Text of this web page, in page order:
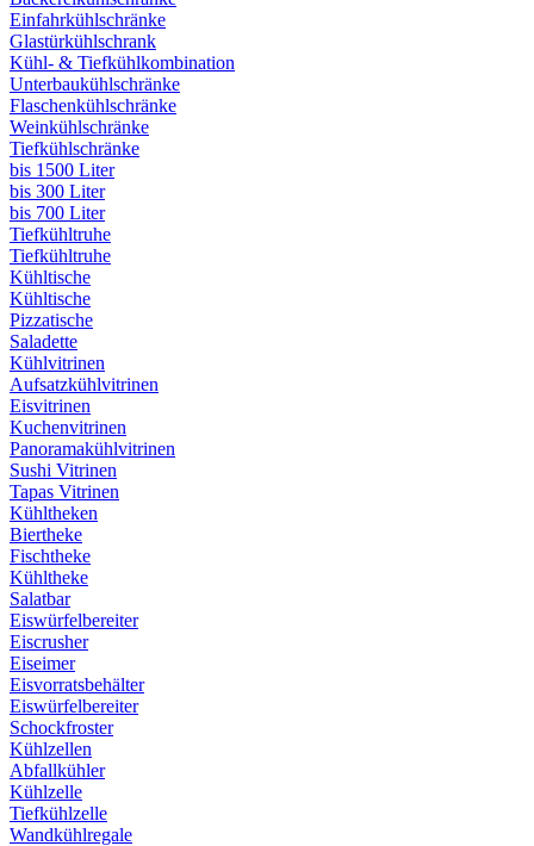
Einfahrkühlschränke
Glastürkühlschrank
Kühl- & Tiefkühlkombination
Unterbaukühlschränke
Flaschenkühlschränke
Weinkühlschränke
Tiefkühlschränke
bis 1500 Liter
bis 300 Liter
bis 700 Liter
Tiefkühltruhe
Tiefkühltruhe
Kühltische
Kühltische
Pizzatische
Saladette
Kühlvitrinen
Aufsatzkühlvitrinen
Eisvitrinen
Kuchenvitrinen
Panoramakühlvitrinen
Sushi Vitrinen
Tapas Vitrinen
Kühltheken
Biertheke
Fischtheke
Kühltheke
Salatbar
Eiswürfelbereiter
Eiscrusher
Eiseimer
Eisvorratsbehälter
Eiswürfelbereiter
Schockfroster
Kühlzellen
Abfallkühler
Kühlzelle
Tiefkühlzelle
Wandkühlregale